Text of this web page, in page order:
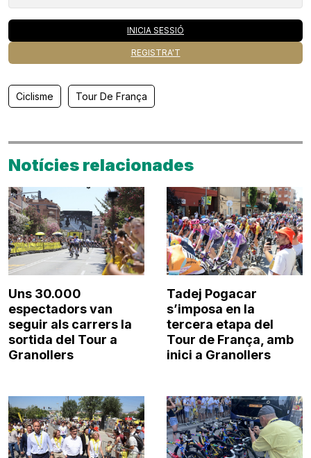
INICIA SESSIÓ
REGISTRA'T
Ciclisme Tour De França
Notícies relacionades
Uns 30.000
espectadors van
seguir als carrers la
sortida del Tour a
Granollers
Tadej Pogacar
s’imposa en la
tercera etapa del
Tour de França, amb
inici a Granollers